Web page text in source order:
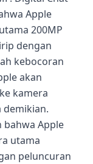
Apple
200MP
dengan
kebocoran
akan
kamera
demikian.
bahwa Apple
utama
peluncuran